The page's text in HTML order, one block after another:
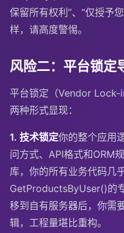
保留所有权利”、“仅授予
样，请高度警惕。
风险二：平台锁定
平台锁定（Vendor Lock-
两种形式显现：
1. 技术锁定你的整个应用
问方式、API格式和ORM
库，你的所有业务代码几
GetProductsByUser()的
移到自有服务器后，你需
辑，工程量堪比重构。